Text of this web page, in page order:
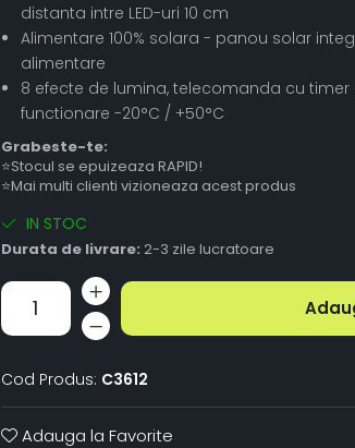
distanta intre LED-uri 10 cm
Alimentare 100% solara - panou solar
alimentare
8 efecte de lumina, telecomanda cu timer
functionare -20°C / +50°C
Grabeste-te:
⭐Stocul se epuizeaza RAPID!
⭐Mai multi clienti vizioneaza acest produs
IN STOC
Durata de livrare: 2-3 zile lucratoare
Cod Produs: C3612
Adauga la Favorite